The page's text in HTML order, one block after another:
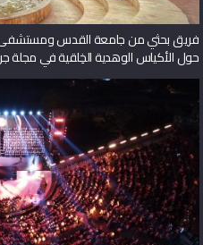
فريق بحثي من جامعة القدس ومستشفى
حول الأكياس الوهدية الخِلقية في مجلة